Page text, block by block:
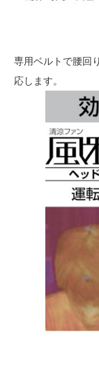
専用ベルトで腰回
応します。